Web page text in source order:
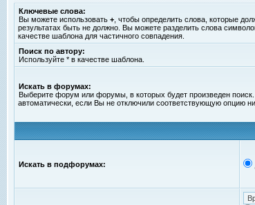
Ключевые слова:
Вы можете использовать + , чтобы определить слова, которые
результатах быть не должно. Вы можете разделить слова
качестве шаблона для частичного совпадения.
Поиск по автору:
Используйте * в качестве шаблона.
Искать в форумах:
Выберите форум или форумы, в которых будет произведен
автоматически, если Вы не отключили соответствующую опцию
Искать в подфорумах: